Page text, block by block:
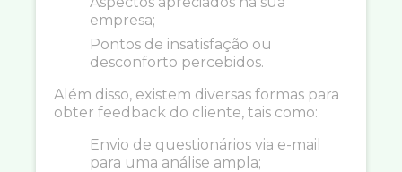
empresa;
Pontos de insatisfação ou
desconforto percebidos.
Além disso, existem diversas formas para
obter feedback do cliente, tais como:
Envio de questionários via e-mail
para uma análise ampla;